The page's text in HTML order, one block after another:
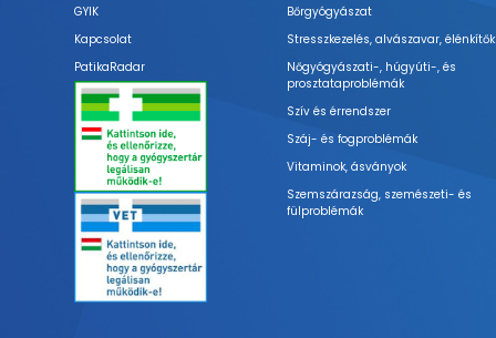
GYIK
Kapcsolat
PatikaRadar
Bőrgyógyászat
Stresszkezelés, alvászavar, élénkítők
Nőgyógyászati-, húgyúti-, és
prosztataproblémák
Szív és érrendszer
Száj- és fogproblémák
Vitaminok, ásványok
Szemszárazság, szemészeti- és
fülproblémák